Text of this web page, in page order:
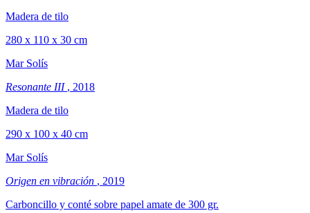
Madera de tilo
280 x 110 x 30 cm
Mar Solís
Resonante III , 2018
Madera de tilo
290 x 100 x 40 cm
Mar Solís
Origen en vibración , 2019
Carboncillo y conté sobre papel amate de 300 gr.